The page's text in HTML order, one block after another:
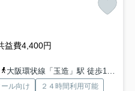
益費4,400円
大阪環状線「玉造」駅 徒歩14分
ール向け
２４時間利用可能